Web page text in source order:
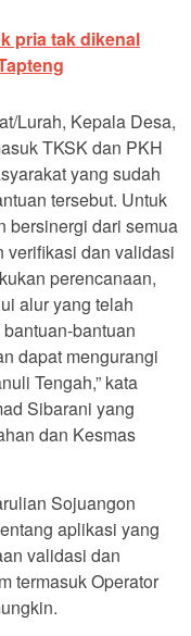
pria tak dikenal
Lurah, Kepala Desa,
TKSK dan PKH
yang sudah
tersebut. Untuk
bersinergi dari semua
verifikasi dan validasi
perencanaan,
alur yang telah
bantuan
dapat mengurangi
Tengah,” kata
Sibarani yang
dan Kesmas
Sojuangon
aplikasi yang
validasi dan
termasuk Operator